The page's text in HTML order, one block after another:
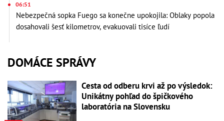
06:51
Nebezpečná sopka Fuego sa konečne upokojila: Oblaky popola
dosahovali šesť kilometrov, evakuovali tisíce ľudí
DOMÁCE SPRÁVY
Cesta od odberu krvi až po výsledok:
Unikátny pohľad do špičkového
laboratória na Slovensku